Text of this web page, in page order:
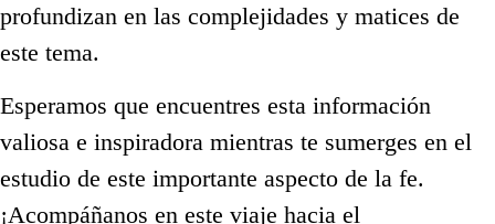
profundizan en las complejidades y matices de
este tema.
Esperamos que encuentres esta información
valiosa e inspiradora mientras te sumerges en el
estudio de este importante aspecto de la fe.
¡Acompáñanos en este viaje hacia el